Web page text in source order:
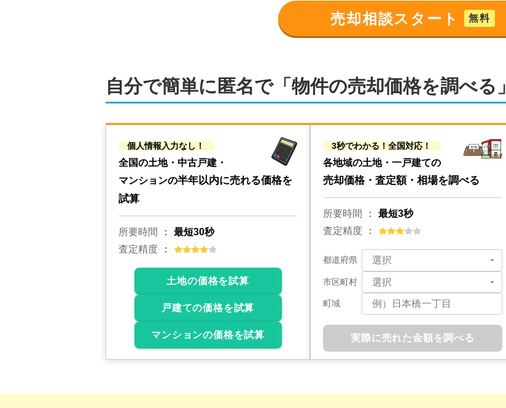
売却相談スタート 無料
自分で簡単に匿名で「物件の売却価格を調べる」
個人情報入力なし！
全国の土地・中古戸建・
マンションの半年以内に売れる価格を
試算
所要時間
最短30秒
査定精度
土地の価格を試算
戸建ての価格を試算
マンションの価格を試算
3秒でわかる！全国対応！
各地域の土地・一戸建ての
売却価格・査定額・相場を調べる
所要時間
最短3秒
査定精度
都道府県
市区町村
町域
実際に売れた金額を調べる